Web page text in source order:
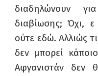
διαδηλώνουν
διαβίωσης; Όχι,
ούτε εδώ. Αλλιώς
δεν μπορεί
Αφγανιστάν δεν